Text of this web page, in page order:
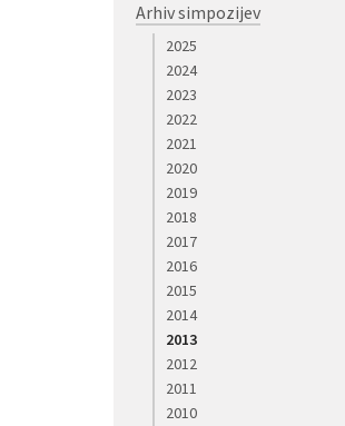
Arhiv simpozijev
2025
2024
2023
2022
2021
2020
2019
2018
2017
2016
2015
2014
2013
2012
2011
2010